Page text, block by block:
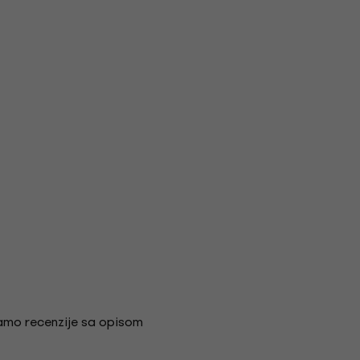
recenzije sa opisom